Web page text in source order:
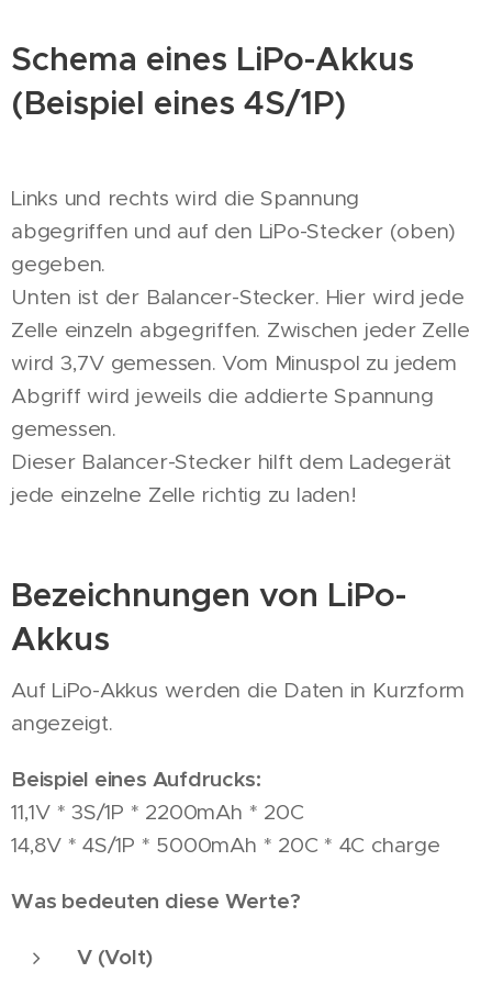
Schema eines LiPo-Akkus
(Beispiel eines 4S/1P)
Links und rechts wird die Spannung
abgegriffen und auf den LiPo-Stecker (oben)
gegeben.
Unten ist der Balancer-Stecker. Hier wird jede
Zelle einzeln abgegriffen. Zwischen jeder Zelle
wird 3,7V gemessen. Vom Minuspol zu jedem
Abgriff wird jeweils die addierte Spannung
gemessen.
Dieser Balancer-Stecker hilft dem Ladegerät
jede einzelne Zelle richtig zu laden!
Bezeichnungen von LiPo-
Akkus
Auf LiPo-Akkus werden die Daten in Kurzform
angezeigt.
Beispiel eines Aufdrucks:
11,1V * 3S/1P * 2200mAh * 20C
14,8V * 4S/1P * 5000mAh * 20C * 4C charge
Was bedeuten diese Werte?
V (Volt)